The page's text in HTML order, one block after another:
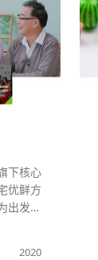
下核心
优鲜方
出发
2020